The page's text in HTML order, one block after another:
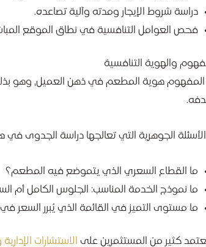
دراسة شروط الإيجار ومدته وآلية تصاعده.
فحص العوامل التنافسية في نطاق الموقع
المفهوم هوية المطعم في ذهن العميل، وهو
الجوهرية التي تعالجها دراسة الجدوى في
ما القطاع السعري الذي يتموضع فيه المطعم؟
ما نموذج الخدمة المناسب: الجلوس الكامل أم
ما مستوى التميز في القائمة الذي يُبرر السعر
كثير من المستثمرين على الاستشارات الإدارية